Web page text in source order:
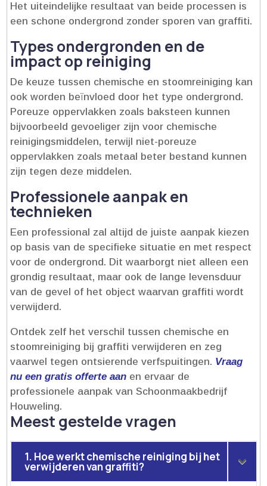
Het uiteindelijke resultaat van beide processen is
een schone ondergrond zonder sporen van graffiti.​
Types ondergronden en de
impact op reiniging
De keuze tussen chemische en stoomreiniging kan
ook worden beïnvloed door het type ondergrond.​
Poreuze oppervlakken zoals baksteen kunnen
bijvoorbeeld gevoeliger zijn voor chemische
reinigingsmiddelen, terwijl niet-poreuze
oppervlakken zoals metaal beter bestand kunnen
zijn tegen deze middelen.​
Professionele aanpak en
technieken
Een professional zal altijd de juiste aanpak kiezen
op basis van de specifieke situatie en met respect
voor de ondergrond.​ Dit waarborgt niet alleen een
grondig resultaat, maar ook de lange levensduur
van de gevel of het object waarvan graffiti wordt
verwijderd.​
Ontdek zelf het verschil tussen chemische en
stoomreiniging bij graffiti verwijderen en zeg
vaarwel tegen ontsierende verfspuitingen.​ Vraag
nu een gratis offerte aan en ervaar de
professionele aanpak van Schoonmaakbedrijf
Houweling.​
Meest gestelde vragen
1. Hoe werkt chemische reiniging bij het
verwijderen van graffiti?